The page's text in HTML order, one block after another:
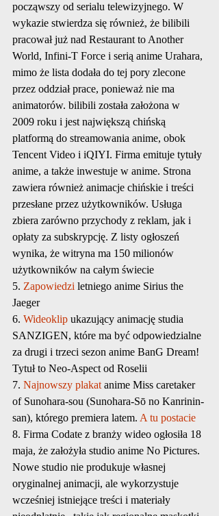
począwszy od serialu telewizyjnego. W
wykazie stwierdza się również, że bilibili
pracował już nad Restaurant to Another
World, Infini-T Force i serią anime Urahara,
mimo że lista dodała do tej pory zlecone
przez oddział prace, ponieważ nie ma
animatorów. bilibili została założona w
2009 roku i jest największą chińską
platformą do streamowania anime, obok
Tencent Video i iQIYI. Firma emituje tytuły
anime, a także inwestuje w anime. Strona
zawiera również animacje chińskie i treści
przesłane przez użytkowników. Usługa
zbiera zarówno przychody z reklam, jak i
opłaty za subskrypcję. Z listy ogłoszeń
wynika, że ​​witryna ma 150 milionów
użytkowników na całym świecie
5. Zapowiedzi letniego anime Sirius the
Jaeger
6. Wideoklip ukazujący animację studia
SANZIGEN, które ma być odpowiedzialne
za drugi i trzeci sezon anime BanG Dream!
Tytuł to Neo-Aspect od Roselii
7. Najnowszy plakat anime Miss caretaker
of Sunohara-sou (Sunohara-Sō no Kanrinin-
san), którego premiera latem. A tu postacie
8. Firma Codate z branży wideo ogłosiła 18
maja, że ​​założyła studio anime No Pictures.
Nowe studio nie produkuje własnej
oryginalnej animacji, ale wykorzystuje
wcześniej istniejące treści i materiały